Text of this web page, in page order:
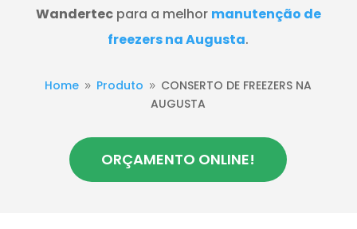
Wandertecpara a melhor manutenção de
freezers na Augusta.
Home 9 Produto 9 CONSERTO DE FREEZERS NA
AUGUSTA
ORÇAMENTO ONLINE!